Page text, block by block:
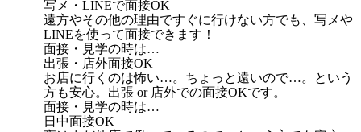
写メ・LINEで面接OK
遠方やその他の理由ですぐに行けない方でも、写メや
LINEを使って面接できます！
面接・見学の時は…
出張・店外面接OK
お店に行くのは怖い…。ちょっと遠いので…。という
方も安心。出張 or 店外での面接OKです。
面接・見学の時は…
日中面接OK